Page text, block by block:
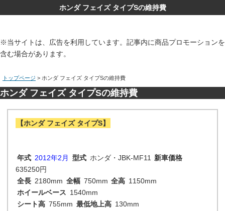
ホンダ フェイズ タイプSの維持費
※当サイトは、広告を利用しています。記事内に商品プロモーションを
含む場合があります。
トップページ > ホンダ フェイズ タイプSの維持費
ホンダ フェイズ タイプSの維持費
【ホンダ フェイズ タイプS】
年式 2012年2月 型式 ホンダ・JBK-MF11
新車価格
635250円
全長 2180mm 全幅 750mm 全高 1150mm
ホイールベース 1540mm
シート高 755mm 最低地上高 130mm